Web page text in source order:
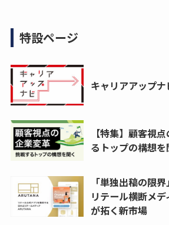
特設ページ
キャリアアップナ
【特集】顧客視
るトップの構想を
「単独出稿の限
リテール横断メデ
が拓く新市場